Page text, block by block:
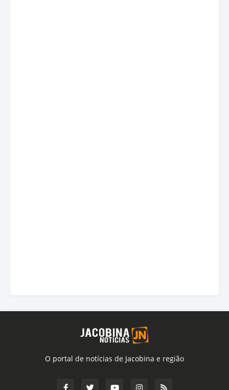
O portal de notícias de Jacobina e região